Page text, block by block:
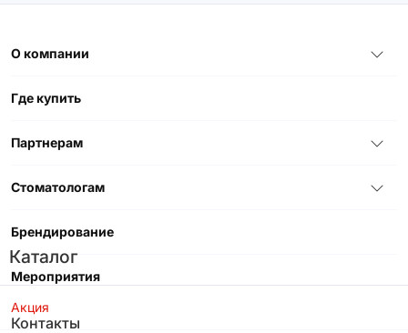
Каталог
Акция
О компании
Где купить
Партнерам
Стоматологам
Брендирование
Мероприятия
Контакты